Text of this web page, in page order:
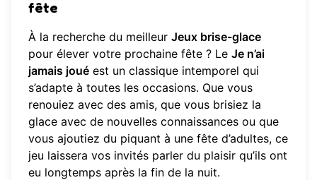
fête
À la recherche du meilleur Jeux brise-glace
pour élever votre prochaine fête ? Le Je n’ai
jamais joué est un classique intemporel qui
s’adapte à toutes les occasions. Que vous
renouiez avec des amis, que vous brisiez la
glace avec de nouvelles connaissances ou que
vous ajoutiez du piquant à une fête d’adultes, ce
jeu laissera vos invités parler du plaisir qu’ils ont
eu longtemps après la fin de la nuit.